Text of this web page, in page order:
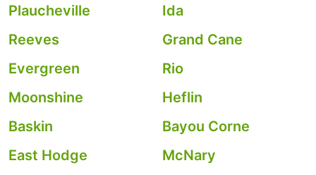
Plaucheville
Ida
Reeves
Grand Cane
Evergreen
Rio
Moonshine
Heflin
Baskin
Bayou Corne
East Hodge
McNary